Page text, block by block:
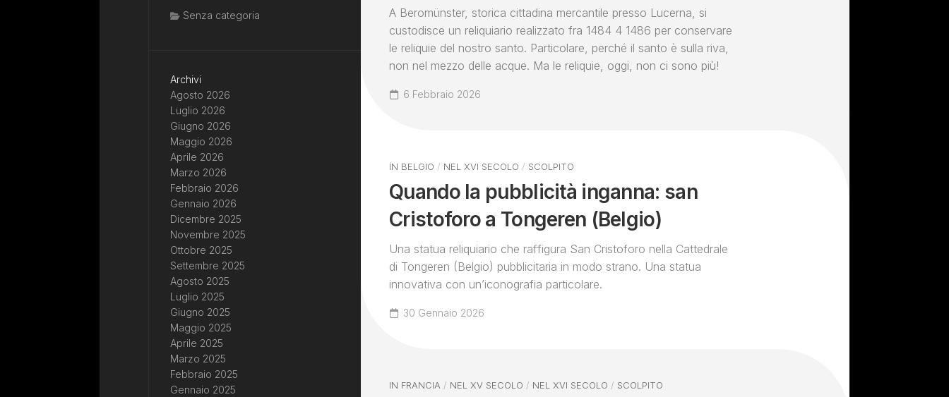
A Beromünster, storica cittadina mercantile presso Lucerna, si
custodisce un reliquiario realizzato fra 1484 4 1486 per conservare
le reliquie del nostro santo. Particolare, perché il santo è sulla riva,
non nel mezzo delle acque. Ma le reliquie, oggi, non ci sono più!
6 Febbraio 2026
IN BELGIO / NEL XVI SECOLO / SCOLPITO
Quando la pubblicità inganna: san
Cristoforo a Tongeren (Belgio)
Una statua reliquiario che raffigura San Cristoforo nella Cattedrale
di Tongeren (Belgio) pubblicitaria in modo strano. Una statua
innovativa con un’iconografia particolare.
30 Gennaio 2026
IN FRANCIA / NEL XV SECOLO / NEL XVI SECOLO / SCOLPITO
Senza categoria
Archivi
Agosto 2026
Luglio 2026
Giugno 2026
Maggio 2026
Aprile 2026
Marzo 2026
Febbraio 2026
Gennaio 2026
Dicembre 2025
Novembre 2025
Ottobre 2025
Settembre 2025
Agosto 2025
Luglio 2025
Giugno 2025
Maggio 2025
Aprile 2025
Marzo 2025
Febbraio 2025
Gennaio 2025